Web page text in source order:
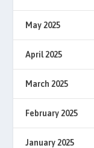
May 2025
April 2025
March 2025
February 2025
January 2025